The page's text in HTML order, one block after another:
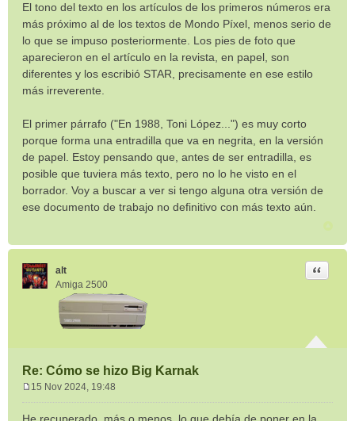
n
s
a
j
e
El tono del texto en los artículos de los primeros números era
más próximo al de los textos de Mondo Píxel, menos serio de
lo que se impuso posteriormente. Los pies de foto que
aparecieron en el artículo en la revista, en papel, son
diferentes y los escribió STAR, precisamente en ese estilo
más irreverente.
El primer párrafo ("En 1988, Toni López...") es muy corto
porque forma una entradilla que va en negrita, en la versión
de papel. Estoy pensando que, antes de ser entradilla, es
posible que tuviera más texto, pero no lo he visto en el
borrador. Voy a buscar a ver si tengo alguna otra versión de
ese documento de trabajo no definitivo con más texto aún.
alt
Amiga 2500
Re: Cómo se hizo Big Karnak
Citar
15 Nov 2024, 19:48